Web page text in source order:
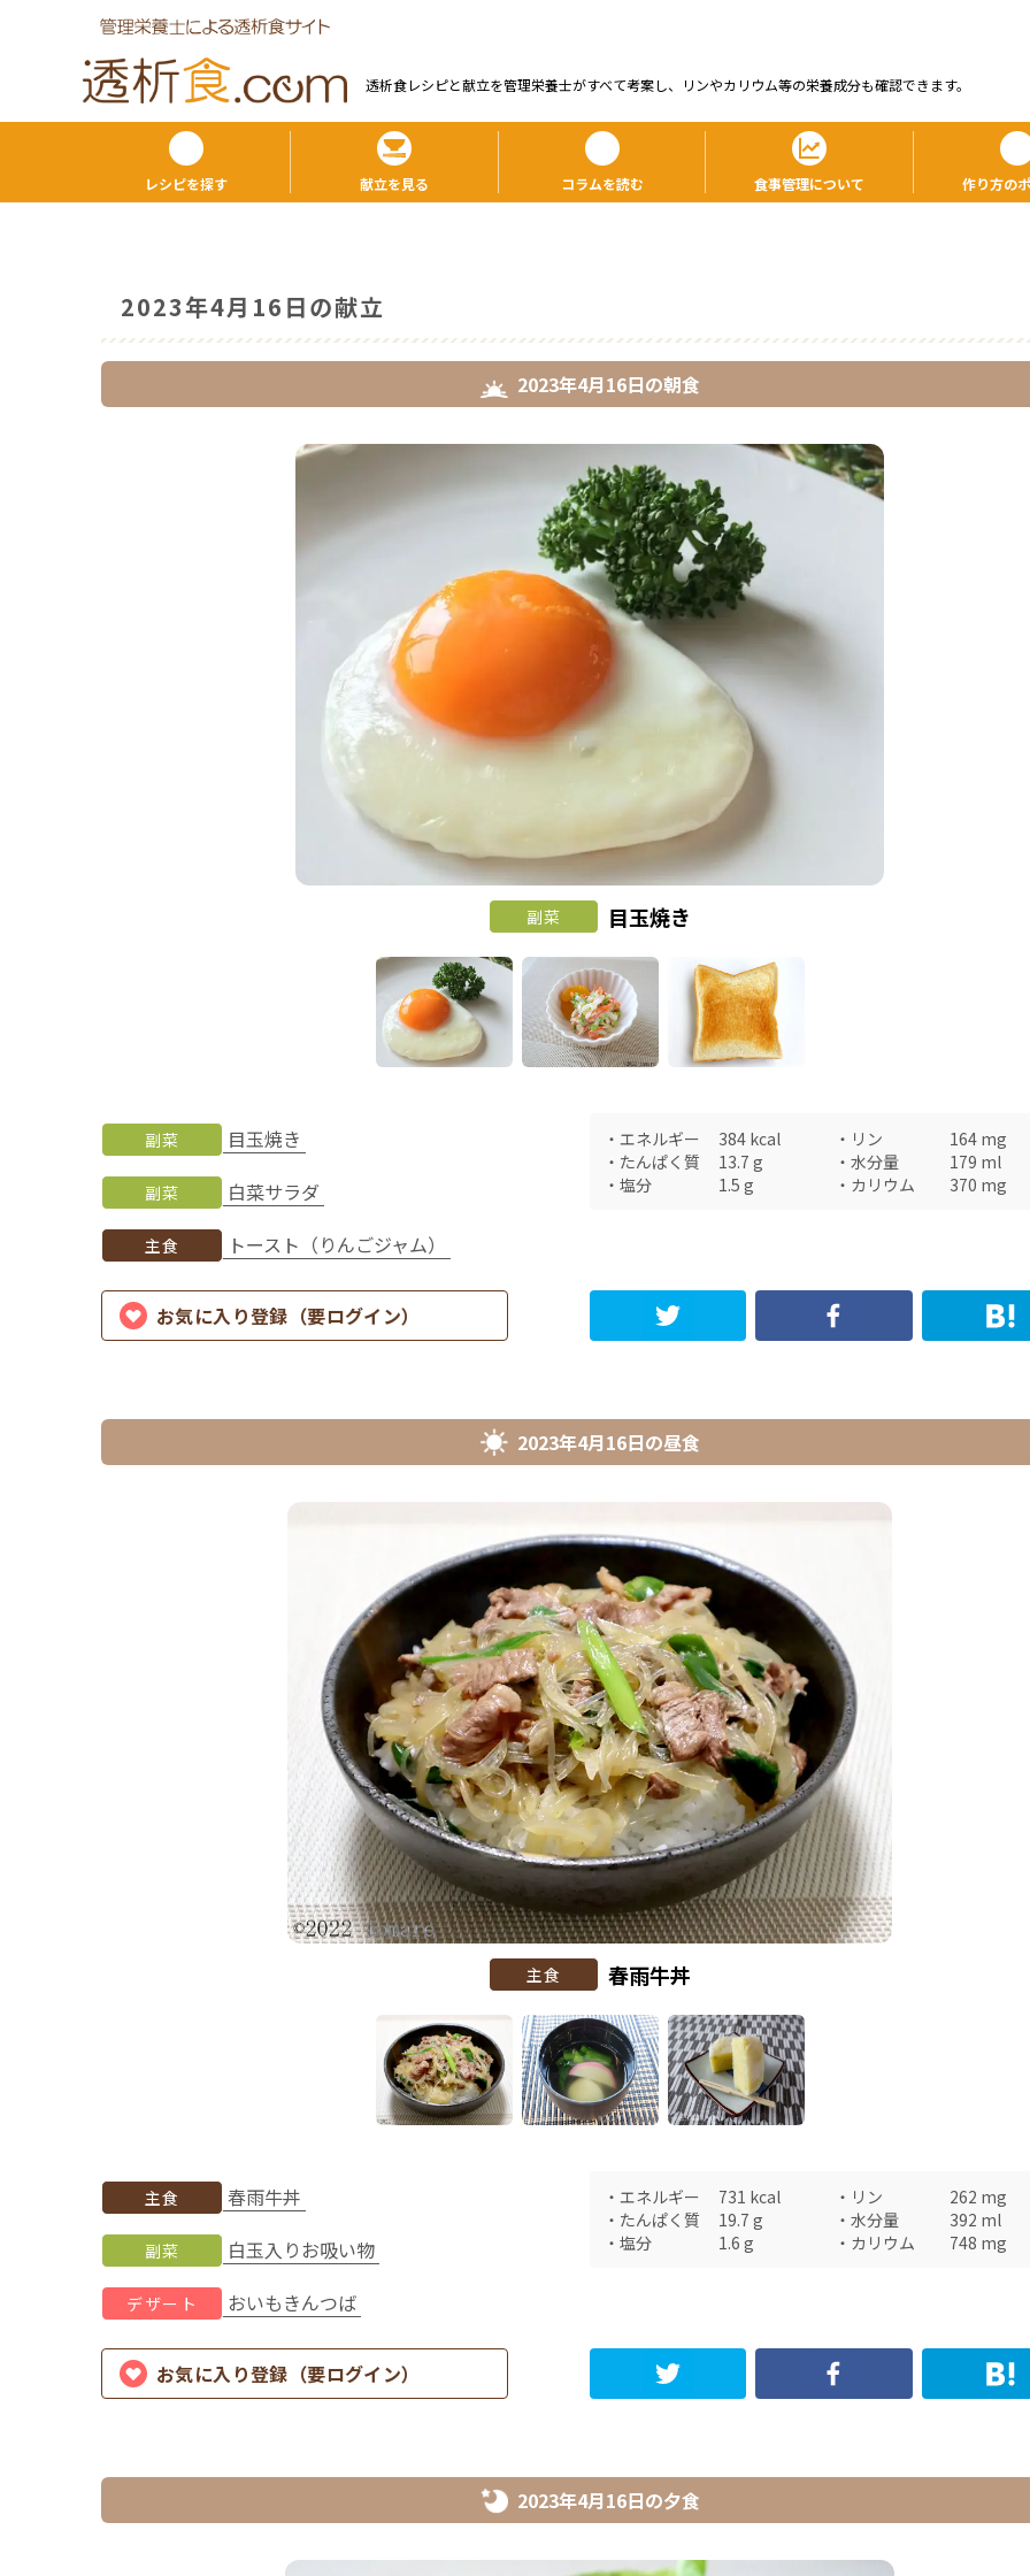
透析食レシピと献⽴を管理栄養⼠がすべて考案し、リンやカリウム等の栄養成分も確認できます。
レシピを探す 献立を見る コラムを読む 食事管理について 作り方の
2023年4月16日の献立
2023年4月16日の朝食
副菜 目玉焼き
副菜 目玉焼き
副菜 白菜サラダ
主食 トースト（りんごジャム）
・ エネルギー 384 kcal ・ リン 164 mg
・ たんぱく質 13.7 g ・ 水分量 179 ml
・ 塩分 1.5 g ・ カリウム 370 mg
お気に入り登録（要ログイン）
2023年4月16日の昼食
主食 春雨牛丼
主食 春雨牛丼
副菜 白玉入りお吸い物
デザート おいもきんつば
・ エネルギー 731 kcal ・ リン 262 mg
・ たんぱく質 19.7 g ・ 水分量 392 ml
・ 塩分 1.6 g ・ カリウム 748 mg
お気に入り登録（要ログイン）
2023年4月16日の夕食